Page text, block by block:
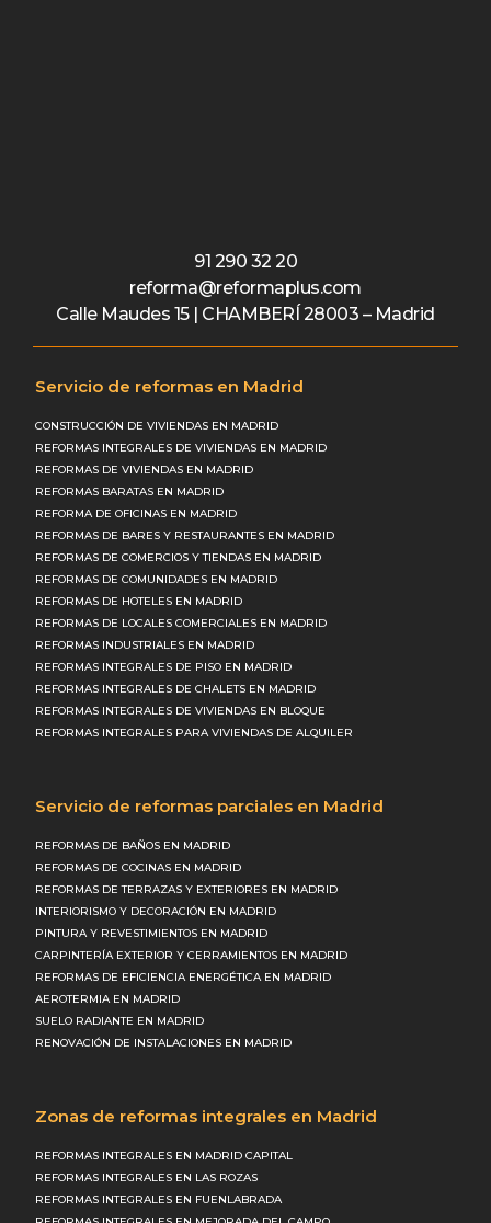
91 290 32 20
reforma@reformaplus.com
Calle Maudes 15 | CHAMBERÍ 28003 – Madrid
Servicio de reformas en Madrid
CONSTRUCCIÓN DE VIVIENDAS EN MADRID
REFORMAS INTEGRALES DE VIVIENDAS EN MADRID
REFORMAS DE VIVIENDAS EN MADRID
REFORMAS BARATAS EN MADRID
REFORMA DE OFICINAS EN MADRID
REFORMAS DE BARES Y RESTAURANTES EN MADRID
REFORMAS DE COMERCIOS Y TIENDAS EN MADRID
REFORMAS DE COMUNIDADES EN MADRID
REFORMAS DE HOTELES EN MADRID
REFORMAS DE LOCALES COMERCIALES EN MADRID
REFORMAS INDUSTRIALES EN MADRID
REFORMAS INTEGRALES DE PISO EN MADRID
REFORMAS INTEGRALES DE CHALETS EN MADRID
REFORMAS INTEGRALES DE VIVIENDAS EN BLOQUE
REFORMAS INTEGRALES PARA VIVIENDAS DE ALQUILER
Servicio de reformas parciales en Madrid
REFORMAS DE BAÑOS EN MADRID
REFORMAS DE COCINAS EN MADRID
REFORMAS DE TERRAZAS Y EXTERIORES EN MADRID
INTERIORISMO Y DECORACIÓN EN MADRID
PINTURA Y REVESTIMIENTOS EN MADRID
CARPINTERÍA EXTERIOR Y CERRAMIENTOS EN MADRID
REFORMAS DE EFICIENCIA ENERGÉTICA EN MADRID
AEROTERMIA EN MADRID
SUELO RADIANTE EN MADRID
RENOVACIÓN DE INSTALACIONES EN MADRID
Zonas de reformas integrales en Madrid
REFORMAS INTEGRALES EN MADRID CAPITAL
REFORMAS INTEGRALES EN LAS ROZAS
REFORMAS INTEGRALES EN FUENLABRADA